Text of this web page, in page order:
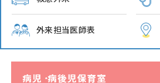
外来担当医師表